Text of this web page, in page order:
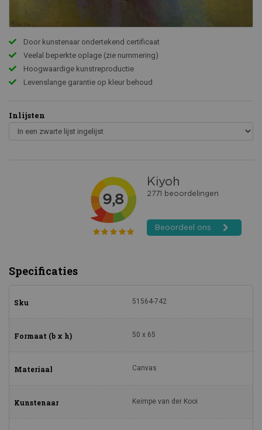
Door kunstenaar ondertekend certificaat
Veelal beperkte oplage (zie nummering)
Hoogwaardige kunstreproductie
Levenslange garantie op kleur behoud
Inlijsten
Specificaties
Sku 51564-742
Formaat (b x h) 50 x 65
Materiaal Canvas
Kunstenaar Keimpe van der Kooi